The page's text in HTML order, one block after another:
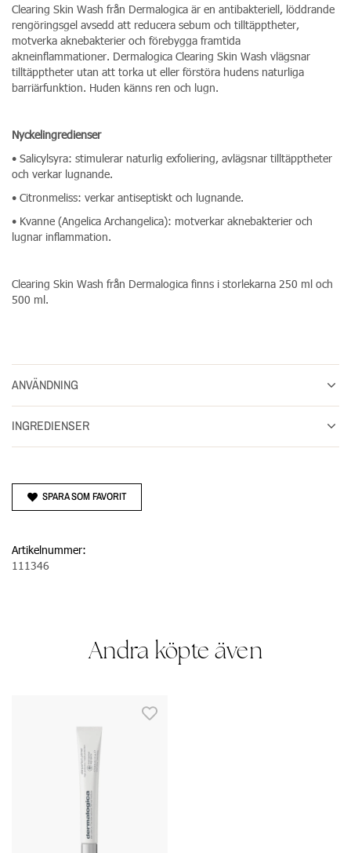
ANVÄNDNING
INGREDIENSER
Clearing Skin Wash från Dermalogica är en antibakteriell, löddrande
rengöringsgel avsedd att reducera sebum och tilltäpptheter,
motverka aknebakterier och förebygga framtida
akneinflammationer. Dermalogica Clearing Skin Wash vlägsnar
tilltäpptheter utan att torka ut eller förstöra hudens naturliga
barriärfunktion. Huden känns ren och lugn.
Nyckelingredienser
• Salicylsyra: stimulerar naturlig exfoliering, avlägsnar tilltäpptheter
och verkar lugnande.
• Citronmeliss: verkar antiseptiskt och lugnande.
• Kvanne (Angelica Archangelica): motverkar aknebakterier och
lugnar inflammation.
Clearing Skin Wash från Dermalogica finns i storlekarna 250 ml och
500 ml.
SPARA SOM FAVORIT
Artikelnummer:
111346
Andra köpte även